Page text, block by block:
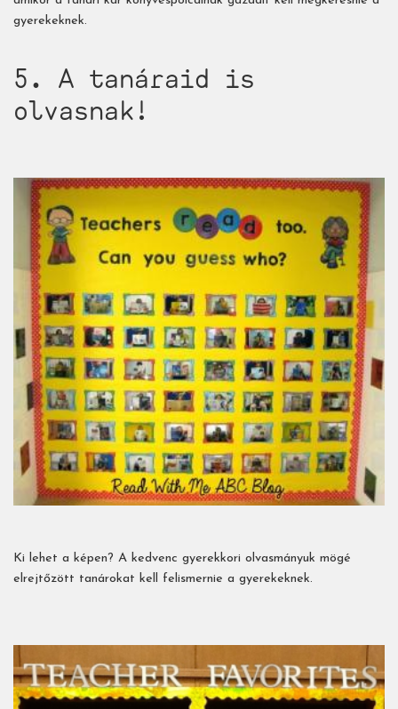
gyerekeknek.
5. A tanáraid is
olvasnak!
Ki lehet a képen? A kedvenc gyerekkori olvasmányuk mögé
elrejtőzött tanárokat kell felismernie a gyerekeknek.